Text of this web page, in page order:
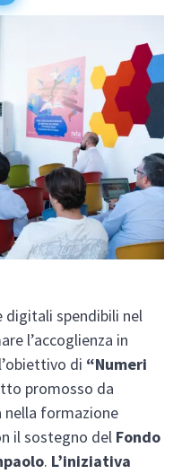
digitali spendibili nel
l’accoglienza in
di “Numeri
promosso da
nella formazione
il sostegno del Fondo
. L’iniziativa